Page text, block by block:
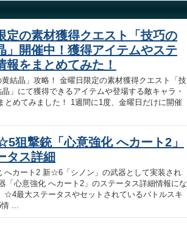
定の素材獲得クエスト「技巧の
」開催中！獲得アイテムやステ
報をまとめてみた！
黄結晶」攻略！ 金曜日限定の素材獲得クエスト「技
」にて獲得できるアイテムや登場する敵キャラ・
とめてみました！ 1週間に1度、金曜日だけに開催
狙撃銃「心意強化 へカート2」
タス詳細
へカート2 新☆6「シノン」の武器として実装され
「心意強化 へカート2」のステータス詳細情報にな
☆4最大ステータスやセットされているバトルスキ
...